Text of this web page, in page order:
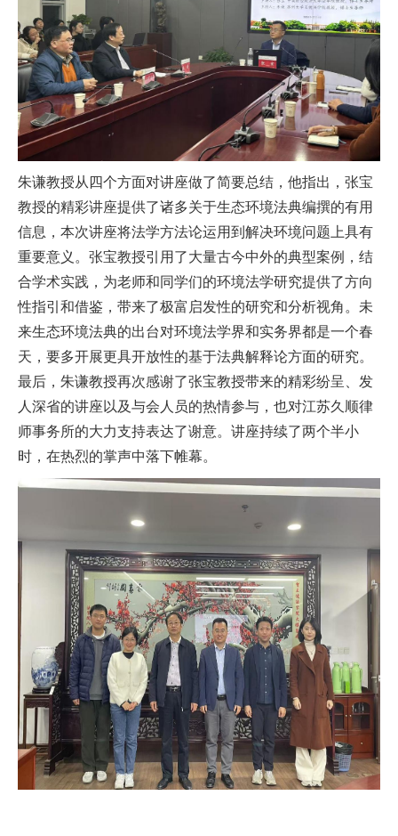
朱谦教授从四个方面对讲座做了简要总结，他指出，张宝
教授的精彩讲座提供了诸多关于生态环境法典编撰的有用
信息，本次讲座将法学方法论运用到解决环境问题上具有
重要意义。张宝教授引用了大量古今中外的典型案例，结
合学术实践，为老师和同学们的环境法学研究提供了方向
性指引和借鉴，带来了极富启发性的研究和分析视角。未
来生态环境法典的出台对环境法学界和实务界都是一个春
天，要多开展更具开放性的基于法典解释论方面的研究。
最后，朱谦教授再次感谢了张宝教授带来的精彩纷呈、发
人深省的讲座以及与会人员的热情参与，也对江苏久顺律
师事务所的大力支持表达了谢意。讲座持续了两个半小
时，在热烈的掌声中落下帷幕。